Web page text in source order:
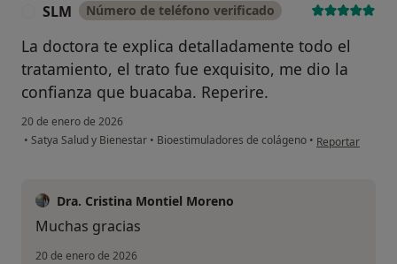
SLM Número de teléfono verificado
La doctora te explica detalladamente todo el
tratamiento, el trato fue exquisito, me dio la
confianza que buacaba. Reperire.
20 de enero de 2026
• Satya Salud y Bienestar • Bioestimuladores de colágeno • en opinión del
Reportar
Dra. Cristina Montiel Moreno
Muchas gracias
20 de enero de 2026